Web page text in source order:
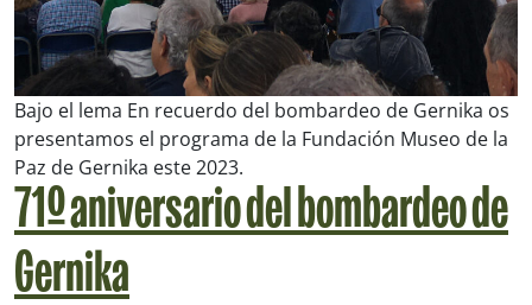
Bajo el lema En recuerdo del bombardeo de Gernika os
presentamos el programa de la Fundación Museo de la
Paz de Gernika este 2023.
71º aniversario del bombardeo de
Gernika